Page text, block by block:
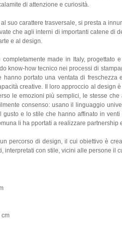
di attenzione e curiosità.
suo carattere trasversale, si presta a
che agli interni di importanti catene di
e al design.
completamente made in Italy,
know-how tecnico nei processi di
hanno portato una ventata di
creative. Il loro approccio al design
le emozioni più semplici, le stesse
consenso: usano il linguaggio
gusto e lo stile che hanno affinato in
li ha pportati a realizzare partnership
percorso di design, il cui obiettivo è
interpretati con stile, vicini alle persone il
cm